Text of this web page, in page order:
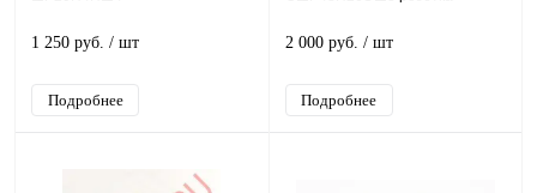
1 250 руб. / шт
Подробнее
2 000 руб. / шт
Подробнее